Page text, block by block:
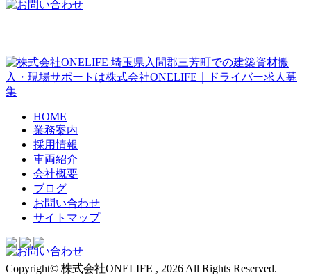
埼玉県入間郡三芳町での建築資材搬
入・現場サポートは株式会社ONELIFE｜ドライバー求人募
集
HOME
業務案内
採用情報
車両紹介
会社概要
ブログ
お問い合わせ
サイトマップ
Copyright© 株式会社ONELIFE , 2026 All Rights Reserved.